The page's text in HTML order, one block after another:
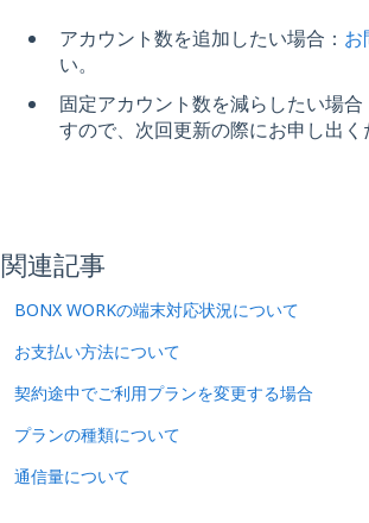
アカウント数を追加したい場合： お
い。
固定アカウント数を減らしたい場
すので、次回更新の際にお申し出く
関連記事
BONX WORKの端末対応状況について
お支払い方法について
契約途中でご利用プランを変更する場合
プランの種類について
通信量について